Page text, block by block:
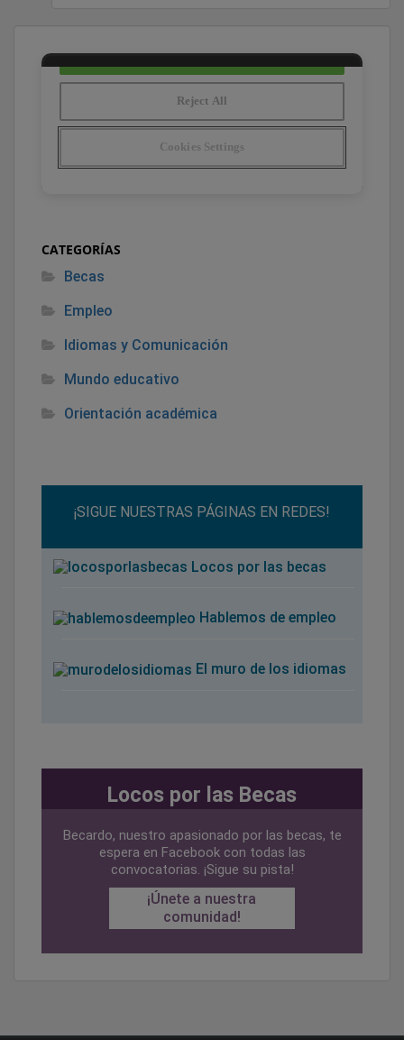
CATEGORÍAS
Becas
Empleo
Idiomas y Comunicación
Mundo educativo
Orientación académica
¡SIGUE NUESTRAS PÁGINAS EN REDES!
Locos por las becas
Hablemos de empleo
El muro de los idiomas
Locos por las Becas
Becardo, nuestro apasionado por las becas, te
espera en Facebook con todas las
convocatorias. ¡Sigue su pista!
¡Únete a nuestra
comunidad!